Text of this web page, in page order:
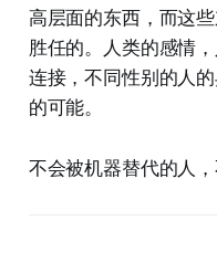
高层面的东西，而这
胜任的。人类的感情
连接，不同性别的人
的可能。
不会被机器替代的人